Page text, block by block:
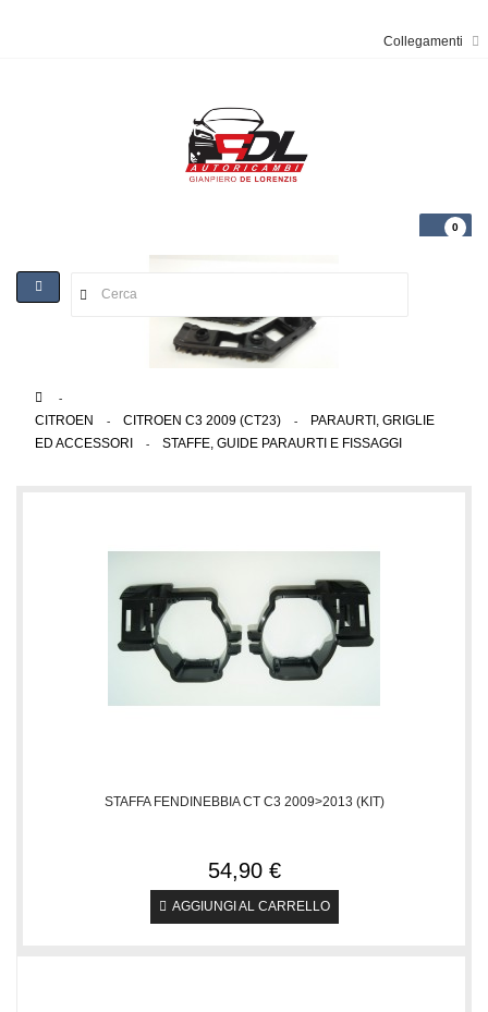
Collegamenti
0
Toggle
>
CITROEN
> CITROEN C3 2009 (CT23) >
PARAURTI, GRIGLIE
ED ACCESSORI
> STAFFE, GUIDE PARAURTI E FISSAGGI
STAFFA FENDINEBBIA CT C3 2009>2013 (KIT)
54,90 €
AGGIUNGI AL CARRELLO